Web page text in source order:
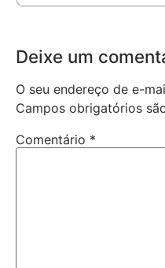
Deixe um
O seu endereço de e-
Campos obrigatórios
Comentário *